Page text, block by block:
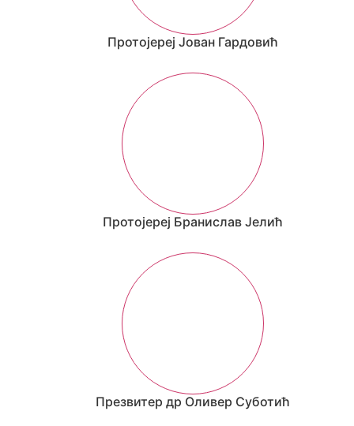
Протојереј Јован Гардовић
Протојереј Бранислав Јелић
Презвитер др Оливер Суботић